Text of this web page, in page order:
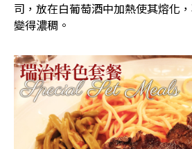
司，放在白葡萄酒中加熱使其熔化
變得濃稠。